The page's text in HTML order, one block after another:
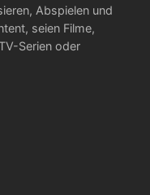
Abspielen und
seien Filme,
Serien oder